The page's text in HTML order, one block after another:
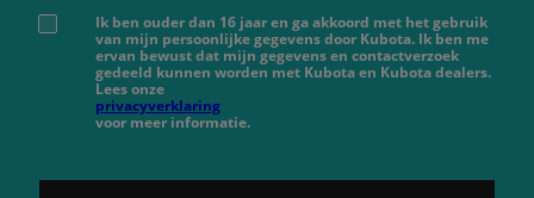
Ik ben ouder dan 16 jaar en ga akkoord met het gebruik
van mijn persoonlijke gegevens door Kubota. Ik ben me
ervan bewust dat mijn gegevens en contactverzoek
gedeeld kunnen worden met Kubota en Kubota dealers.
Lees onze
privacyverklaring
voor meer informatie.